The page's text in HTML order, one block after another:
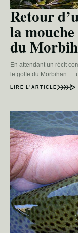
Retour
la
du
En attendant un récit
le golfe du Morbihan …
LIRE L’ARTICLE